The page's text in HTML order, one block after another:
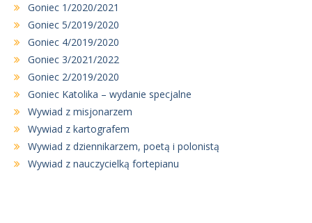
Goniec 1/2020/2021
Goniec 5/2019/2020
Goniec 4/2019/2020
Goniec 3/2021/2022
Goniec 2/2019/2020
Goniec Katolika – wydanie specjalne
Wywiad z misjonarzem
Wywiad z kartografem
Wywiad z dziennikarzem, poetą i polonistą
Wywiad z nauczycielką fortepianu